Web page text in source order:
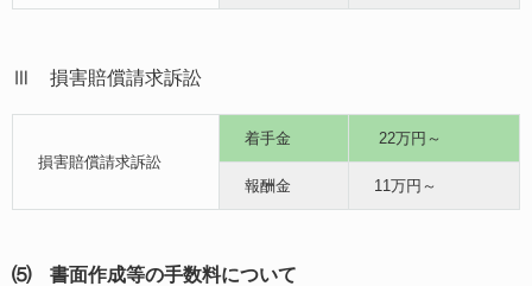
Ⅲ 損害賠償請求訴訟
損害賠償請求訴訟
着手金 22万円～
報酬金 11万円～
⑸ 書面作成等の手数料について